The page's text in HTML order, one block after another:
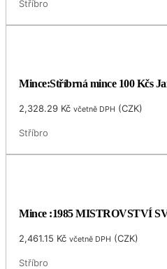
Stříbro
Mince:Stříbrná mince 100 Kčs
2,328.29 Kč včetně DPH (CZK)
Stříbro
Mince :1985 MISTROVSTVÍ
2,461.15 Kč včetně DPH (CZK)
Stříbro